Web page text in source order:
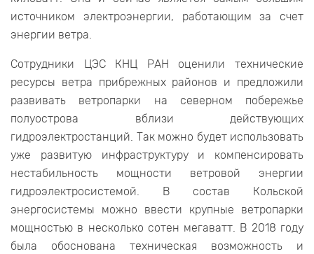
источником электроэнергии, работающим за счет
энергии ветра.
Сотрудники ЦЭС КНЦ РАН оценили технические
ресурсы ветра прибрежных районов и предложили
развивать ветропарки на северном побережье
полуострова вблизи действующих
гидроэлектростанций. Так можно будет использовать
уже развитую инфраструктуру и компенсировать
нестабильность мощности ветровой энергии
гидроэлектросистемой. В состав Кольской
энергосистемы можно ввести крупные ветропарки
мощностью в несколько сотен мегаватт. В 2018 году
была обоснована техническая возможность и